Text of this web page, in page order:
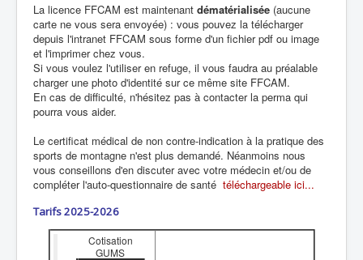
La licence FFCAM est maintenant dématérialisée (aucune
carte ne vous sera envoyée) : vous pouvez la télécharger
depuis l'intranet FFCAM sous forme d'un fichier pdf ou image
et l'imprimer chez vous.
Si vous voulez l'utiliser en refuge, il vous faudra au préalable
charger une photo d'identité sur ce même site FFCAM.
En cas de difficulté, n'hésitez pas à contacter la perma qui
pourra vous aider.
Le certificat médical de non contre-indication à la pratique des
sports de montagne n'est plus demandé. Néanmoins nous
vous conseillons d'en discuter avec votre médecin et/ou de
compléter l'auto-questionnaire de santé téléchargeable ici...
Tarifs 2025-2026
Cotisation
GUMS